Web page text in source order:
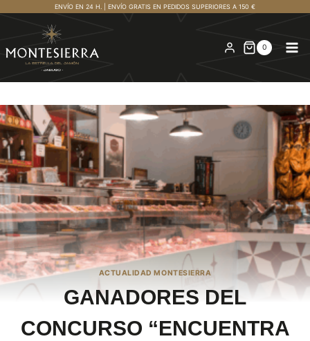
contenido
ENVÍO EN 24 H. | ENVÍO GRATIS EN PEDIDOS SUPERIORES A 150 €
0
ACTUALIDAD MONTESIERRA
GANADORES DEL
CONCURSO “ENCUENTRA